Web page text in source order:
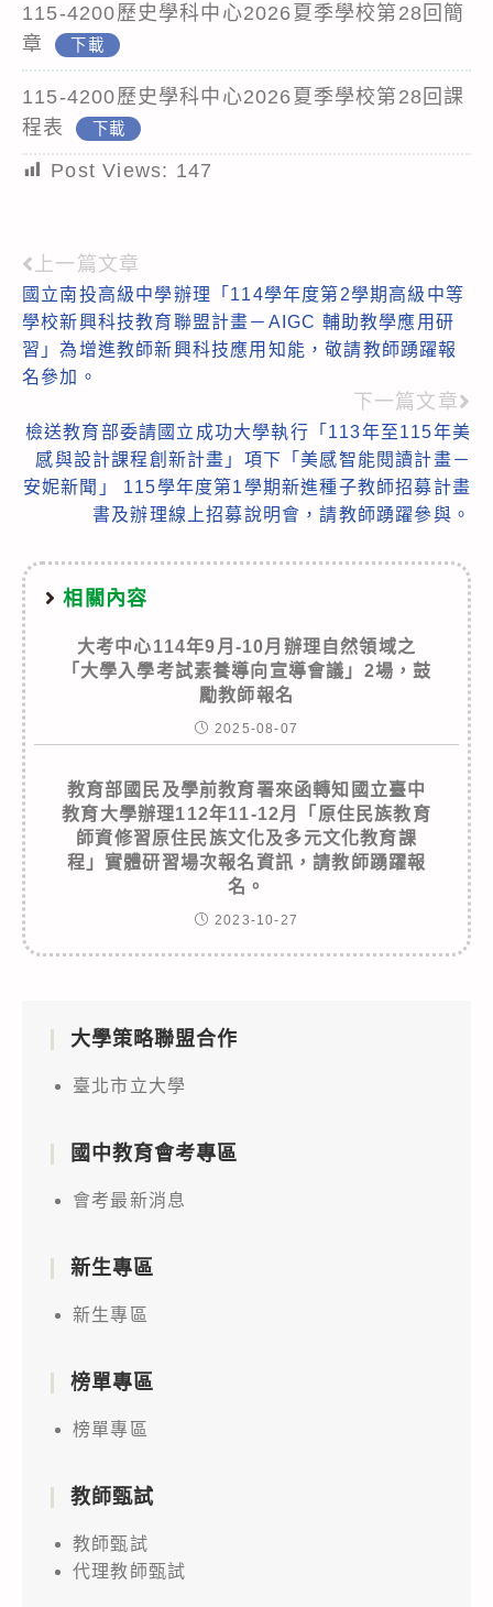
115-4200歷史學科中心2026夏季學校第28回簡
章
下載
115-4200歷史學科中心2026夏季學校第28回課
程表
下載
Post Views: 147
Read
more
articles
上一篇文章
國立南投高級中學辦理「114學年度第2學期高級中等
學校新興科技教育聯盟計畫－AIGC 輔助教學應用研
習」為增進教師新興科技應用知能，敬請教師踴躍報
名參加。
下一篇文章
檢送教育部委請國立成功大學執行「113年至115年美
感與設計課程創新計畫」項下「美感智能閱讀計畫－
安妮新聞」 115學年度第1學期新進種子教師招募計畫
書及辦理線上招募說明會，請教師踴躍參與。
相關內容
大考中心114年9月-10月辦理自然領域之
「大學入學考試素養導向宣導會議」2場，鼓
勵教師報名
2025-08-07
教育部國民及學前教育署來函轉知國立臺中
教育大學辦理112年11-12月「原住民族教育
師資修習原住民族文化及多元文化教育課
程」實體研習場次報名資訊，請教師踴躍報
名。
2023-10-27
大學策略聯盟合作
臺北市立大學
國中教育會考專區
會考最新消息
新生專區
新生專區
榜單專區
榜單專區
教師甄試
教師甄試
代理教師甄試